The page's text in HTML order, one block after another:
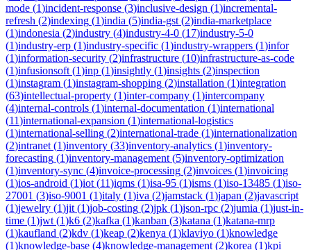
mode (1)incident-response (3)inclusive-design (1)incremental-
refresh (2)indexing (1)india (5)india-gst (2)india-marketplace
(1)indonesia (2)industry (4)industry-4-0 (17)industry-5-0
(1)industry-erp (1)industry-specific (1)industry-wrappers (1)infor
(1)information-security (2)infrastructure (10)infrastructure-as-code
(1)infusionsoft (1)inp (1)insightly (1)insights (2)inspection
(1)instagram (1)instagram-shopping (2)installation (1)integration
(63)intellectual-property (1)inter-company (1)intercompany
(4)internal-controls (1)internal-documentation (1)international
(11)international-expansion (1)international-logistics
(1)international-selling (2)international-trade (1)internationalization
(2)intranet (1)inventory (33)inventory-analytics (1)inventory-
forecasting (1)inventory-management (5)inventory-optimization
(1)inventory-sync (4)invoice-processing (2)invoices (1)invoicing
(1)ios-android (1)iot (11)iqms (1)isa-95 (1)isms (1)iso-13485 (1)iso-
27001 (3)iso-9001 (1)italy (1)iva (2)jamstack (1)japan (2)javascript
(1)jewelry (1)jit (1)job-costing (2)jpk (1)json-rpc (2)jumia (1)just-in-
time (1)jwt (1)k6 (2)kafka (1)kanban (3)katana (1)katana-mrp
(1)kaufland (2)kdv (1)keap (2)kenya (1)klaviyo (1)knowledge
(1)knowledge-base (4)knowledge-management (2)korea (1)kpi